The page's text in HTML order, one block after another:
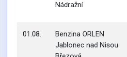
Nádražní
01.08.
Benzina ORLEN
Jablonec nad Nisou